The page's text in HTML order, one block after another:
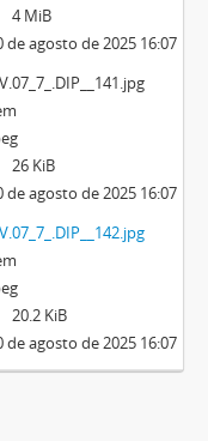
4 MiB
de agosto de 2025 16:07
26 KiB
de agosto de 2025 16:07
20.2 KiB
de agosto de 2025 16:07